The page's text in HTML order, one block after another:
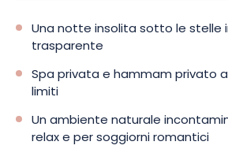
Una notte insolita sotto le stelle
trasparente
Spa privata e hammam privato
limiti
Un ambiente naturale
relax e per soggiorni romantici